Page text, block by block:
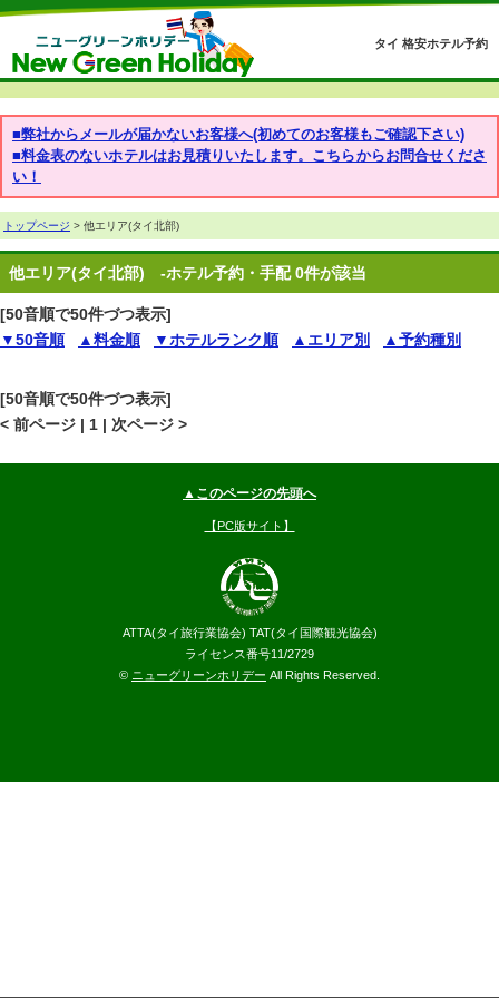
タイ 格安ホテル予約
■弊社からメールが届かないお客様へ(初めてのお客様もご確認下さい)
■料金表のないホテルはお見積りいたします。こちらからお問合せくださ
い！
トップページ > 他エリア(タイ北部)
他エリア(タイ北部) -ホテル予約・手配 0件が該当
[50音順で50件づつ表示]
▼50音順
▲料金順 ▼ホテルランク順 ▲エリア別 ▲予約種別
[50音順で50件づつ表示]
< 前ページ | 1 | 次ページ >
▲このページの先頭へ
【PC版サイト】
ATTA(タイ旅行業協会) TAT(タイ国際観光協会)
ライセンス番号11/2729
© ニューグリーンホリデー All Rights Reserved.